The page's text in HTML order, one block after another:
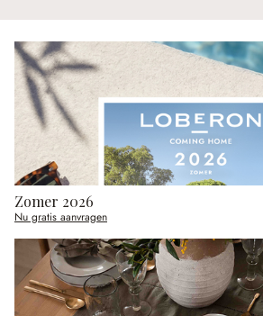
Zomer 2026
Nu gratis aanvragen